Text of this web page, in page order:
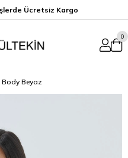
Ücretsiz Kargo
0
Body Beyaz